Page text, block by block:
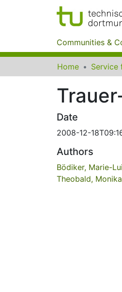
Communities &
Home
Date
2008-12-
Authors
Bödiker, Marie-
Theobald, Monika